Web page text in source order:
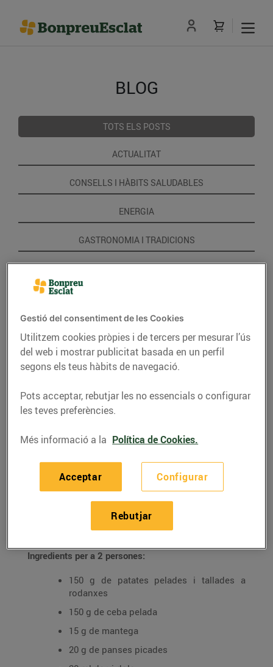
BLOG
TOTS ELS POSTS
ACTUALITAT
CONSELLS I HÀBITS SALUDABLES
ENERGIA
GASTRONOMIA I TRADICIONS
Calzone de patata i
gorgonzola amb nous
Ingredients per a 2 persones:
150 g de patates pelades i tallades a
rodanxes
150 g de ceba pelada
15 g de mantega
20 g de panses picades
Gestió del consentiment de les Cookies
Utilitzem cookies pròpies i de tercers per mesurar l’ús
del web i mostrar publicitat basada en un perfil
segons els teus hàbits de navegació.
Pots acceptar, rebutjar les no essencials o configurar
les teves preferències.
Més informació a la Política de Cookies.
Configurar
Rebutjar
Acceptar